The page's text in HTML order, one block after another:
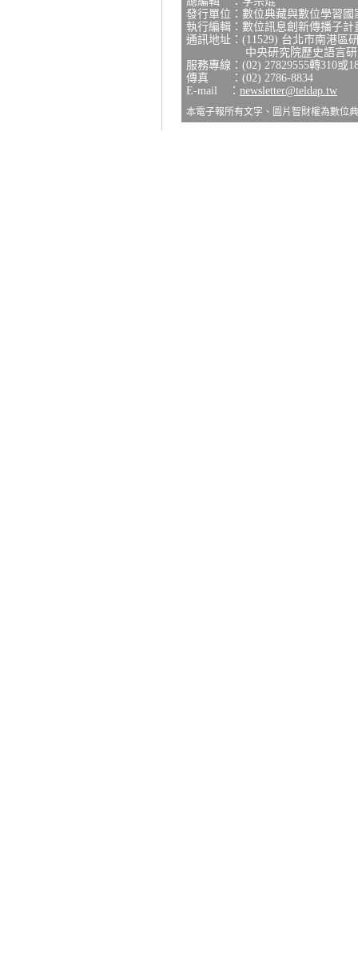
發行單位：數位典藏與數位學習
執行編輯：數位訊息創新傳播子計
通訊地址：(11529) 台北市南港區
中央研究院歷史語言研究
服務專線：(02) 27829555轉310或
傳真 ：(02) 2786-8834
E-mail ： newsletter@teldap.tw
本電子報所有文字、圖片智財權為數位